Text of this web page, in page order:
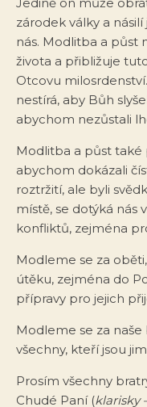
zárodek války a
nás. Modlitba a půst
života a přibližuje
Otcovu
nestírá, aby Bůh
abychom nezůstali
Modlitba a půst také
abychom dokázali
roztržití, ale byli
místě, se dotýká nás
konfliktů, zejména
Modleme se za
útěku, zejména do
přípravy pro jejich
Modleme se za naše
všechny, kteří jsou
Prosím všechny
Chudé Paní (klarisky